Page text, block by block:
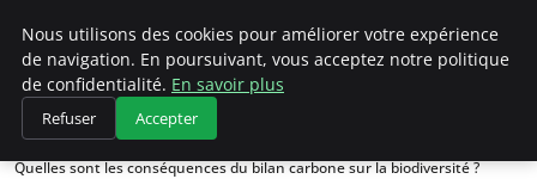
Climategatecountryclub.com
Accueil
Changements climatiques
Quelles sont les conséquences du bilan carbone sur la biodiversité ?
Nous utilisons des cookies pour améliorer votre expérience
de navigation. En poursuivant, vous acceptez notre politique
de confidentialité. En savoir plus
Refuser Accepter